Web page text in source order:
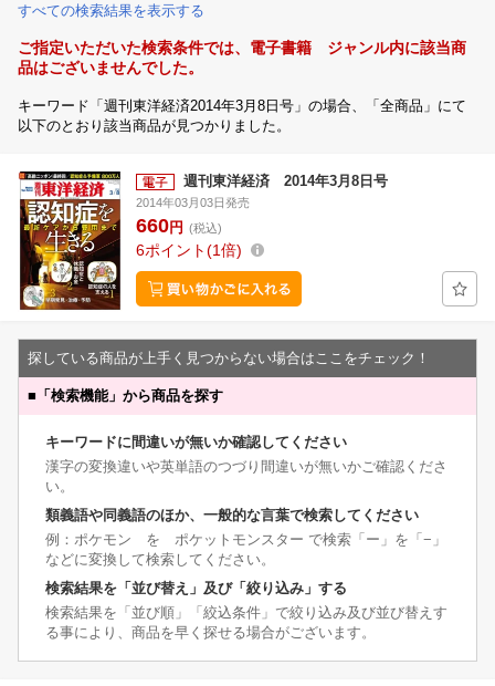
すべての検索結果を表示する
ご指定いただいた検索条件では、電子書籍 ジャンル内に該当商
品はございませんでした。
キーワード「週刊東洋経済2014年3月8日号」の場合、「全商品」にて
以下のとおり該当商品が見つかりました。
週刊東洋経済 2014年3月8日号
2014年03月03日発売
660円 (税込)
6ポイント 1倍
探している商品が上手く見つからない場合はここをチェック！
■ 「検索機能」から商品を探す
キーワードに間違いが無いか確認してください
漢字の変換違いや英単語のつづり間違いが無いかご確認くださ
い。
類義語や同義語のほか、一般的な言葉で検索してください
例：ポケモン を ポケットモンスター で検索「ー」を「−」
などに変換して検索してください。
検索結果を「並び替え」及び「絞り込み」する
検索結果を「並び順」「絞込条件」で絞り込み及び並び替えす
る事により、商品を早く探せる場合がございます。